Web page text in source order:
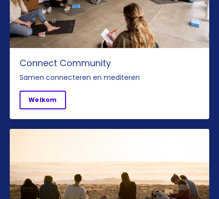
Connect Community
Samen connecteren en mediteren
Welkom